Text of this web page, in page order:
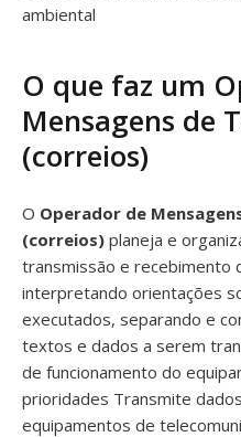
ambiental
O que faz um
Mensagens de
(correios)
O Operador de
(correios) planeja e
transmissão e recebimento
interpretando orientações
executados, separando e
textos e dados a serem
de funcionamento do
prioridades Transmite
equipamentos de